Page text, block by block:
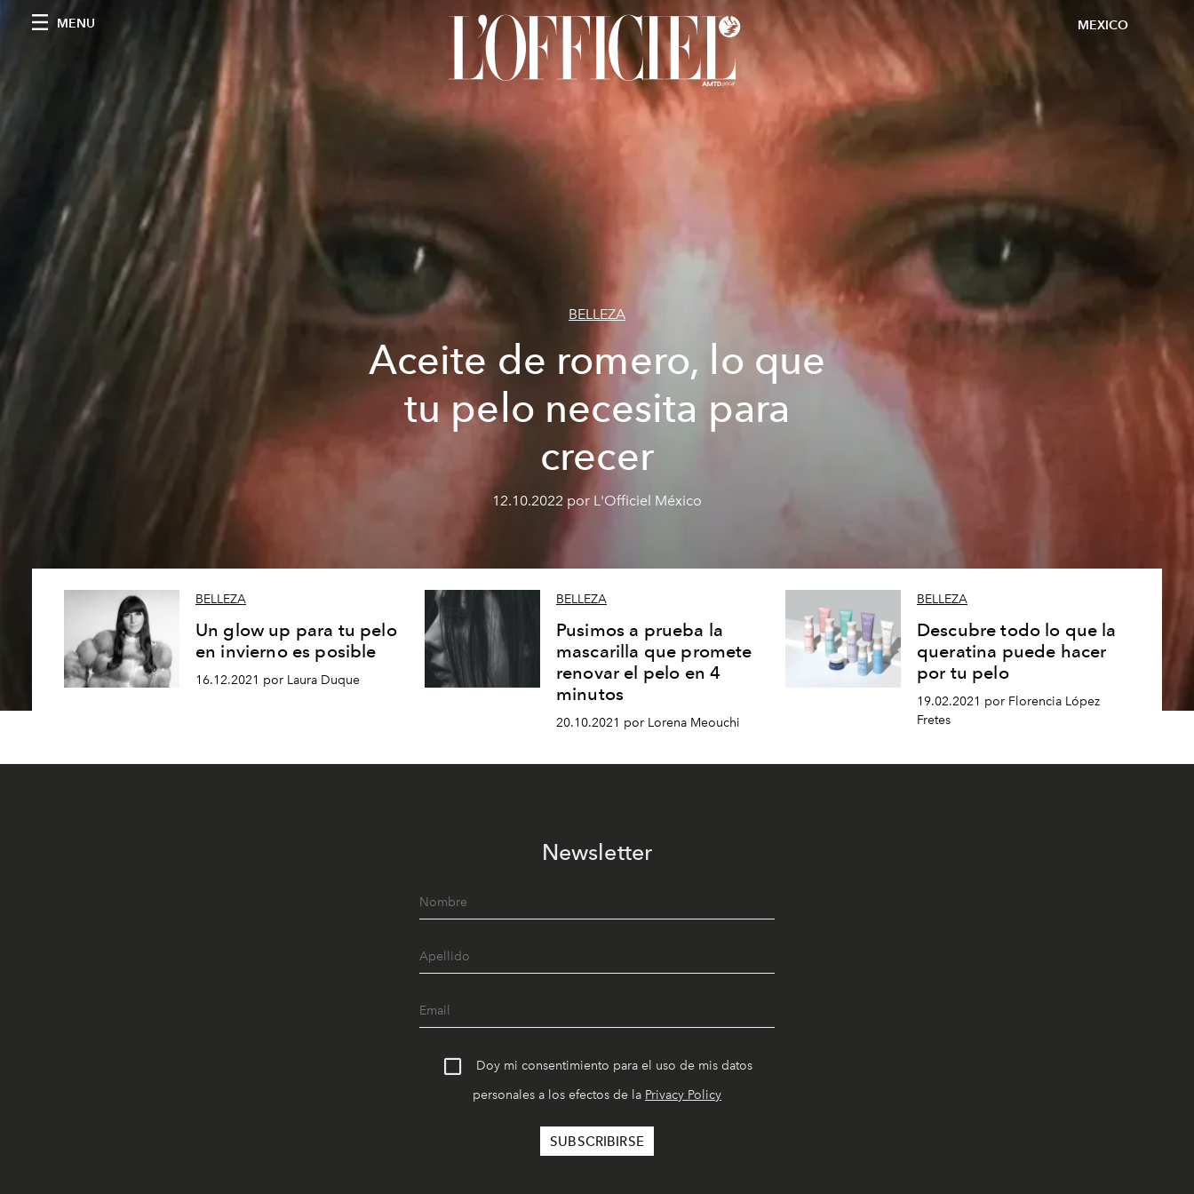
MENU MEXICO
BELLEZA
Aceite de romero, lo que
tu pelo necesita para
crecer
12.10.2022 por L'Officiel México
BELLEZA
Un glow up para tu pelo
en invierno es posible
16.12.2021 por Laura Duque
BELLEZA
Pusimos a prueba la
mascarilla que promete
renovar el pelo en 4
minutos
20.10.2021 por Lorena Meouchi
BELLEZA
Descubre todo lo que la
queratina puede hacer
por tu pelo
19.02.2021 por Florencia López
Fretes
Newsletter
Doy mi consentimiento para el uso de mis datos
personales a los efectos de la Privacy Policy